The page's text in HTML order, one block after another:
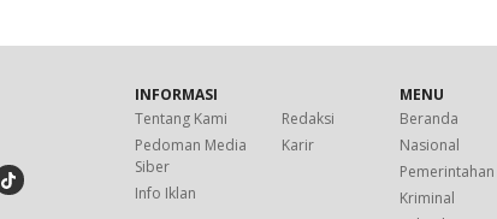
INFORMASI
Tentang Kami
Redaksi
Pedoman Media
Siber
Karir
Info Iklan
MENU
Beranda
Nasional
Pemerintahan
Kriminal